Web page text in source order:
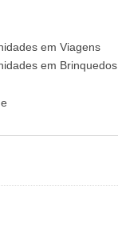
em Viagens
em Brinquedos